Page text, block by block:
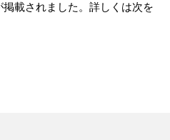
載されました。詳しくは次を